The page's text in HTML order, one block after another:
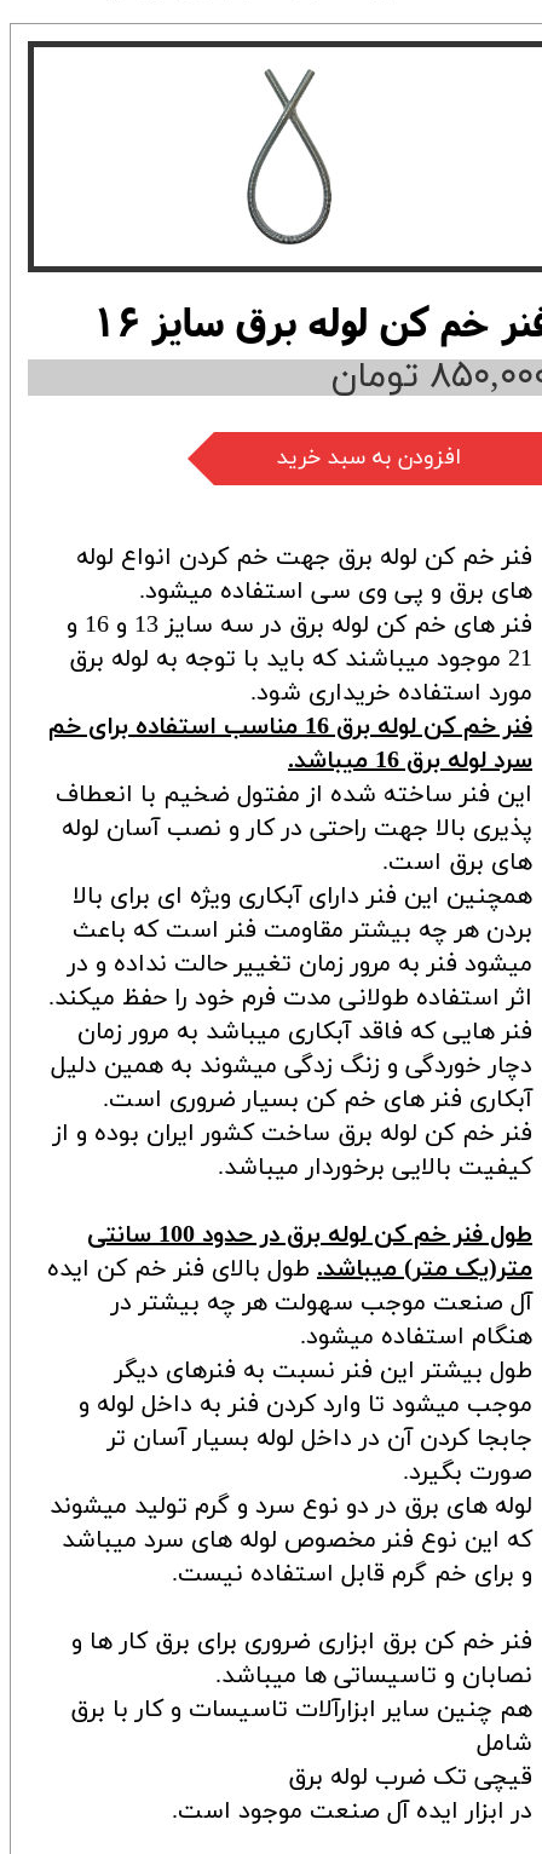
خم کن لوله برق سایز 16
تومان
افزودن به سبد خرید
فنر خم کن لوله برق جهت خم کردن انواع لوله
های برق و پی وی سی استفاده میشود.
فنر های خم کن لوله برق در سه سایز 13 و 16 و
21 موجود میباشند که باید با توجه به لوله برق
مورد استفاده خریداری شود.
فنر خم کن لوله برق 16 مناسب استفاده برای خم
سرد لوله برق 16 میباشد.
این فنر ساخته شده از مفتول ضخیم با انعطاف
پذیری بالا جهت راحتی در کار و نصب آسان لوله
های برق است.
همچنین این فنر دارای آبکاری ویژه ای برای بالا
بردن هر چه بیشتر مقاومت فنر است که باعث
میشود فنر به مرور زمان تغییر حالت نداده و در
اثر استفاده طولانی مدت فرم خود را حفظ میکند.
فنر هایی که فاقد آبکاری میباشد به مرور زمان
دچار خوردگی و زنگ زدگی میشوند به همین دلیل
آبکاری فنر های خم کن بسیار ضروری است.
فنر خم کن لوله برق ساخت کشور ایران بوده و از
کیفیت بالایی برخوردار میباشد.
طول فنر خم کن لوله برق در حدود 100 سانتی
متر(یک متر) میباشد. طول بالای فنر خم کن ایده
آل صنعت موجب سهولت هر چه بیشتر در
هنگام استفاده میشود.
طول بیشتر این فنر نسبت به فنرهای دیگر
موجب میشود تا وارد کردن فنر به داخل لوله و
جابجا کردن آن در داخل لوله بسیار آسان تر
صورت بگیرد.
لوله های برق در دو نوع سرد و گرم تولید میشوند
که این نوع فنر مخصوص لوله های سرد میباشد
و برای خم گرم قابل استفاده نیست.
فنر خم کن برق ابزاری ضروری برای برق کار ها و
نصابان و تاسیساتی ها میباشد.
هم چنین سایر ابزارآلات تاسیسات و کار با برق
شامل
قیچی تک ضرب لوله برق
در ابزار ایده آل صنعت موجود است.